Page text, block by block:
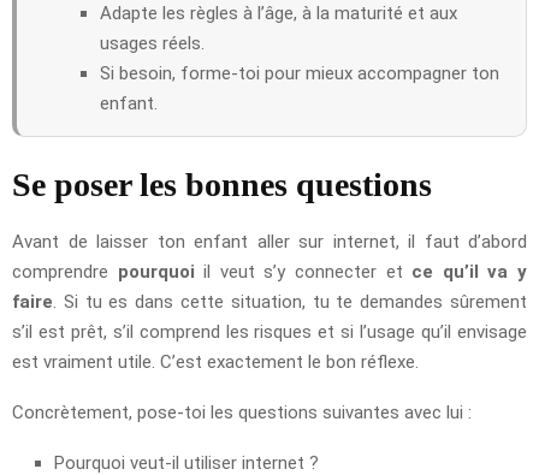
Adapte les règles à l’âge, à la maturité et aux
usages réels.
Si besoin, forme-toi pour mieux accompagner ton
enfant.
Se poser les bonnes questions
Avant de laisser ton enfant aller sur internet, il faut d’abord
comprendre pourquoi il veut s’y connecter et ce qu’il va y
faire . Si tu es dans cette situation, tu te demandes sûrement
s’il est prêt, s’il comprend les risques et si l’usage qu’il envisage
est vraiment utile. C’est exactement le bon réflexe.
Concrètement, pose-toi les questions suivantes avec lui :
Pourquoi veut-il utiliser internet ?